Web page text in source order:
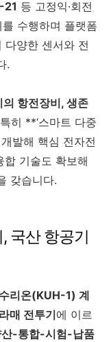
21 등 고정익·회전
수행하며 플랫폼
다양한 센서와 전
.
의 항전장비, 생존
히 **‘스마트 다중
발해 핵심 전자전
기술도 확보해
갖습니다.
국산 항공기
수리온(KUH-1) 계
매 전투기에 이르
-통합-시험-납품